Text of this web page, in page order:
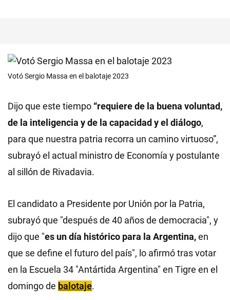
Votó Sergio Massa en el balotaje 2023
Dijo que este tiempo “requiere de la buena voluntad,
de la inteligencia y de la capacidad y el diálogo,
para que nuestra patria recorra un camino virtuoso”,
subrayó el actual ministro de Economía y postulante
al sillón de Rivadavia.
El candidato a Presidente por Unión por la Patria,
subrayó que "después de 40 años de democracia", y
dijo que "es un día histórico para la Argentina,en
que se define el futuro del país", lo afirmó tras votar
en la Escuela 34 "Antártida Argentina" en Tigre en el
domingo de balotaje.